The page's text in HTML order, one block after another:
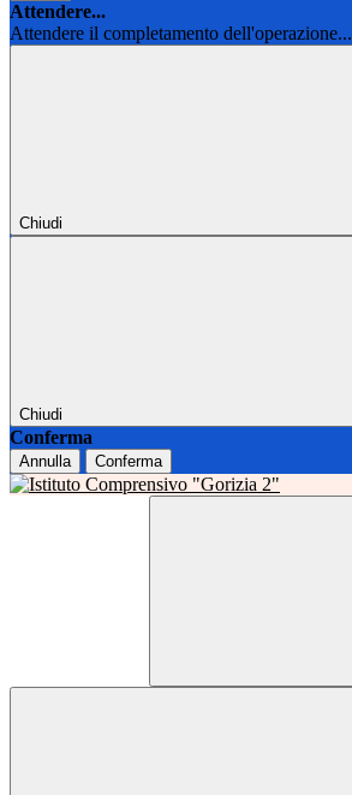
Attendere...
Attendere il completamento dell'operazione...
Chiudi
Chiudi
Conferma
Annulla Conferma